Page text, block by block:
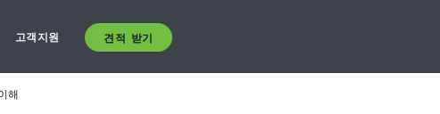
고객지원 견적 받기
해